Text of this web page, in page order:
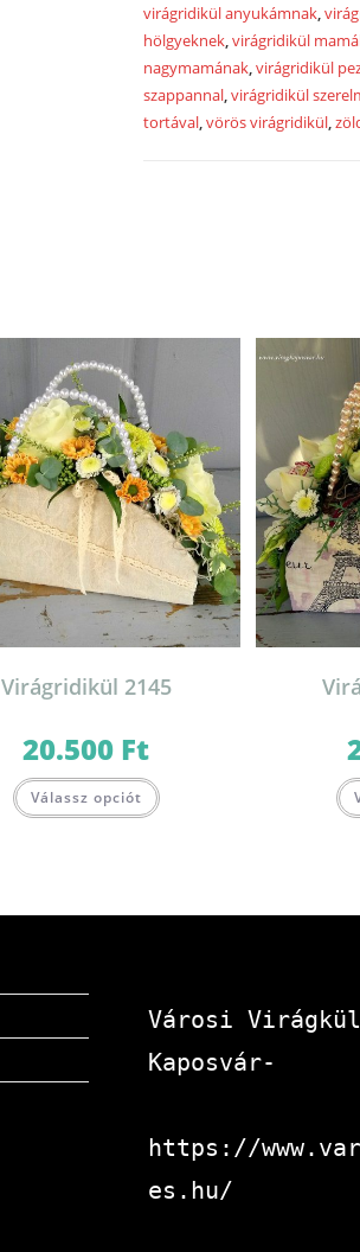
virágridikül anyukámnak,
hölgyeknek,virágridikül
nagymamának,virágridikül
szappannal,virágridikül
tortával,vörös virágridikül,
Virágridikül 2145
20.500 Ft
Válassz opciót
Városi
Kaposvár-
https://
es.hu/